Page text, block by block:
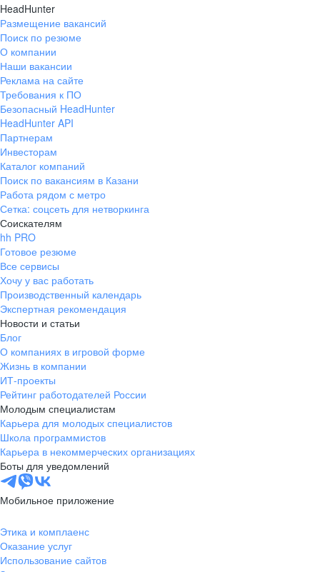
Пенза
Пермь
Петрозаводск
Псков
Ростов-на-Дону
Рязань
Самара
Саратов
Якутск
Южно-Сахалинск
Владикавказ
Смоленск
Ставрополь
Тамбов
Казань
Тверь
Томск
Кызыл
Тюмень
Ижевск
Ульяновск
Уфа
Хабаровск
Абакан
Челябинск
Грозный
Чебоксары
Ярославль
Киев
HeadHunter
Размещение вакансий
Поиск по резюме
О компании
Наши вакансии
Реклама на сайте
Требования к ПО
Безопасный HeadHunter
HeadHunter API
Партнерам
Инвесторам
Каталог компаний
Поиск по вакансиям в Казани
Работа рядом с метро
Сетка: соцсеть для нетворкинга
Соискателям
hh PRO
Готовое резюме
Все сервисы
Хочу у вас работать
Производственный календарь
Экспертная рекомендация
Новости и статьи
Блог
О компаниях в игровой форме
Жизнь в компании
ИТ-проекты
Рейтинг работодателей России
Молодым специалистам
Карьера для молодых специалистов
Школа программистов
Карьера в некоммерческих организациях
Боты для уведомлений
Мобильное приложение
Этика и комплаенс
Оказание услуг
Использование сайтов